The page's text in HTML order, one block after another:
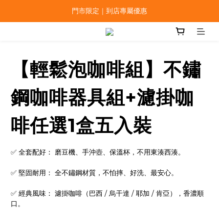
門市限定｜到店專屬優惠
【輕鬆泡咖啡組】不鏽
鋼咖啡器具組+濾掛咖
啡任選1盒五入裝
✅ 全套配好： 磨豆機、手沖壺、保溫杯，不用東湊西湊。
✅ 堅固耐用： 全不鏽鋼材質，不怕摔、好洗、最安心。
✅ 經典風味： 濾掛咖啡（巴西 / 烏干達 / 耶加 / 肯亞），香濃順
口。